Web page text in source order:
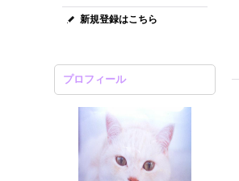
新規登録はこちら
プロフィール